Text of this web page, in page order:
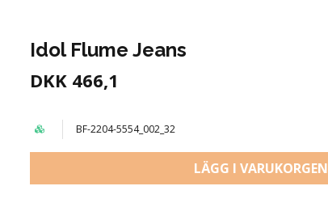
Idol Flume Jeans
DKK 466,1
BF-2204-5554_002_32
LÄGG I VARUKORGEN